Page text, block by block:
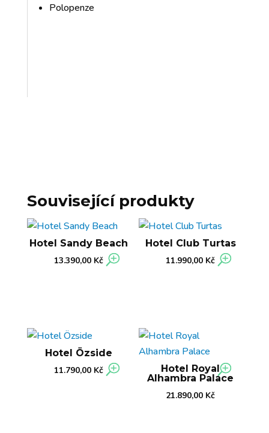
Polopenze
Související produkty
Hotel Sandy Beach
13.390,00 Kč
Hotel Club Turtas
11.990,00 Kč
Hotel Özside
11.790,00 Kč
Hotel Royal
Alhambra Palace
21.890,00 Kč